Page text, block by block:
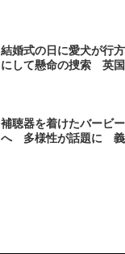
結婚式の日に愛犬が行
にして懸命の捜索 英
補聴器を着けたバービ
へ 多様性が話題に 義